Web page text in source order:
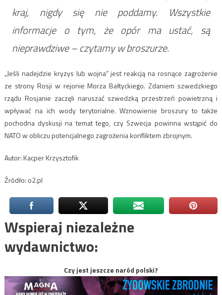
kraj, nigdy się nie poddamy. Wszystkie
informacje o tym, że opór ma ustać, są
nieprawdziwe – czytamy w broszurze.
„Jeśli nadejdzie kryzys lub wojna” jest reakcją na rosnące zagrożenie
ze strony Rosji w rejonie Morza Bałtyckiego. Zdaniem szwedzkiego
rządu Rosjanie zaczęli naruszać szwedzką przestrzeń powietrzną i
wpływać na ich wody terytorialne. Wznowienie broszury to także
pochodna dyskusji na temat tego, czy Szwecja powinna wstąpić do
NATO w obliczu potencjalnego zagrożenia konfliktem zbrojnym.
Autor: Kacper Krzysztofik
Źródło: o2.pl
Wspieraj niezależne
wydawnictwo:
Czy jest jeszcze naród polski?